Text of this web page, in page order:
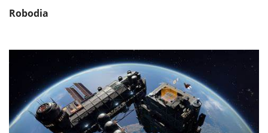
Robodia